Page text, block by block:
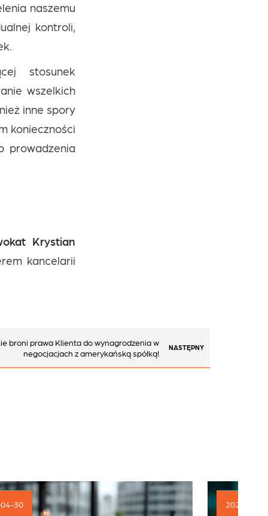
naszemu
kontroli,
stosunek
wszelkich
inne spory
konieczności
prowadzenia
Krystian
kancelarii
NASTĘPNY
broni prawa Klienta do wynagrodzenia w
negocjacjach z amerykańską spółką!
2026-04-21